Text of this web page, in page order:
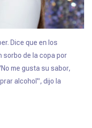
Dice que en los
sorbo de la copa por
me gusta su sabor,
alcohol", dijo la